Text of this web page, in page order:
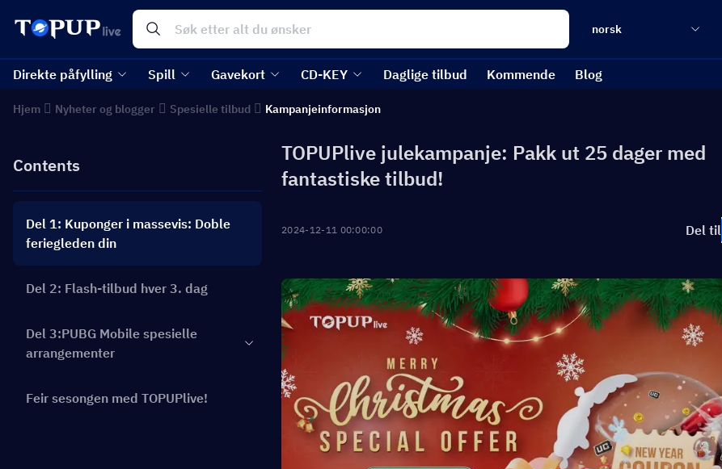
norsk
Direkte påfylling Spill Gavekort CD-KEY Daglige tilbud Kommende Blog
Hjem Nyheter og blogger Spesielle tilbud Kampanjeinformasjon
Contents
Del 1: Kuponger i massevis: Doble
feriegleden din
Del 2: Flash-tilbud hver 3. dag
Del 3:PUBG Mobile spesielle
arrangementer
Feir sesongen med TOPUPlive!
TOPUPlive julekampanje: Pakk ut 25 dager med
fantastiske tilbud!
2024-12-11 00:00:00 Del til